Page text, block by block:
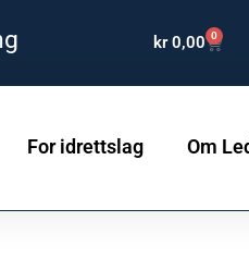
kr0,00 0
For idrettslag Om